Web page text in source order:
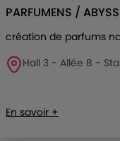
PARFUMENS /
création de parfums
Hall 3 - Allée B -
En savoir +